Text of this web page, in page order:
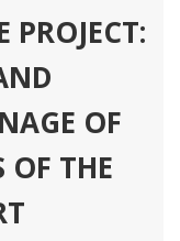
PROJECT:
OF
OF THE